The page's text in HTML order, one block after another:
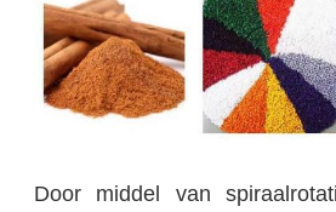
Door middel van